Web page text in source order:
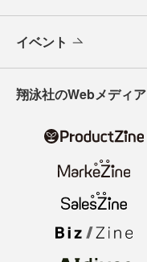
イベント
翔泳社のWebメディア